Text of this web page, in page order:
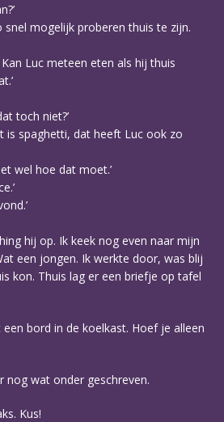
snel mogelijk proberen thuis te zijn.
Luc meteen eten als hij thuis
toch niet?’
is spaghetti, dat heeft Luc ook zo
wel hoe dat moet.’
hij op. Ik keek nog even naar mijn
een jongen. Ik werkte door, was blij
kon. Thuis lag er een briefje op tafel
bord in de koelkast. Hoef je alleen
nog wat onder geschreven.
Kus!